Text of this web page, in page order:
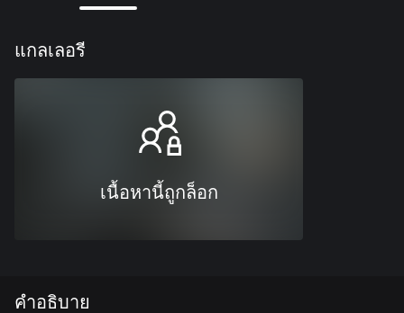
แกลเลอรี
เนื้อหานี้ถูกล็อก
คำอธิบาย